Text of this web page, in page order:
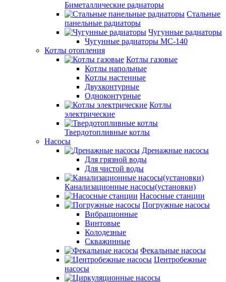
Биметаллические радиаторы
Стальные
панельные радиаторы
Чугунные радиаторы
Чугунные радиаторы МС-140
Котлы отопления
Котлы газовые
Котлы напольные
Котлы настенные
Двухконтурные
Одноконтурные
Котлы
электрические
Твердотопливные котлы
Насосы
Дренажные насосы
Для грязной воды
Для чистой воды
Канализационные насосы(установки)
Насосные станции
Погружные насосы
Вибрационные
Винтовые
Колодезные
Скважинные
Фекальные насосы
Центробежные
насосы